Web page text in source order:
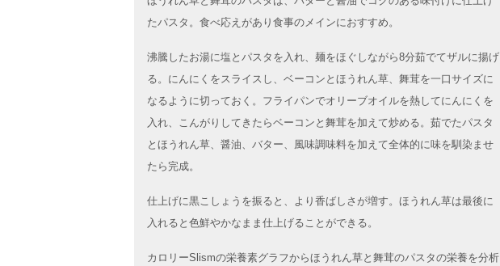
たパスタ。食べ応えがあり食事のメインにおすすめ。
沸騰したお湯に塩とパスタを入れ、麺をほぐしながら8分茹でてザルに揚げ
る。にんにくをスライスし、ベーコンとほうれん草、舞茸を一口サイズに
なるように切っておく。フライパンでオリーブオイルを熱してにんにくを
入れ、こんがりしてきたらベーコンと舞茸を加えて炒める。茹でたパスタ
とほうれん草、醤油、バター、風味調味料を加えて全体的に味を馴染ませ
たら完成。
仕上げに黒こしょうを振ると、より香ばしさが増す。ほうれん草は最後に
入れると色鮮やかなまま仕上げることができる。
カロリーSlismの栄養素グラフからほうれん草と舞茸のパスタの栄養を分析